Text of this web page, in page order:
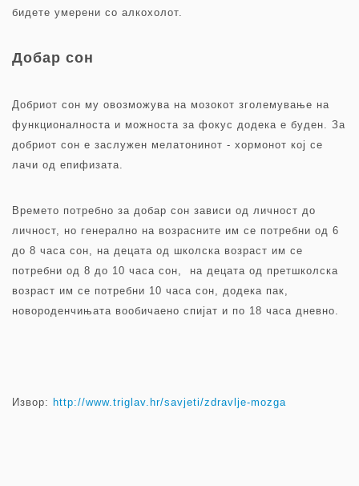
бидете умерени со алкохолот.
Добар сон
Добриот сон му овозможува на мозокот зголемување на
функционалноста и можноста за фокус додека е буден. За
добриот сон е заслужен мелатонинот - хормонот кој се
лачи од епифизата.
Времето потребно за добар сон зависи од личност до
личност, но генерално на возрасните им се потребни од 6
до 8 часа сон, на децата од школска возраст им се
потребни од 8 до 10 часа сон, на децата од претшколска
возраст им се потребни 10 часа сон, додека пак,
новороденчињата вообичаено спијат и по 18 часа дневно.
Извор: http://www.triglav.hr/savjeti/zdravlje-mozga